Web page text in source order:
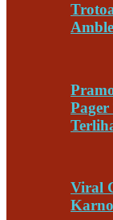
Viral